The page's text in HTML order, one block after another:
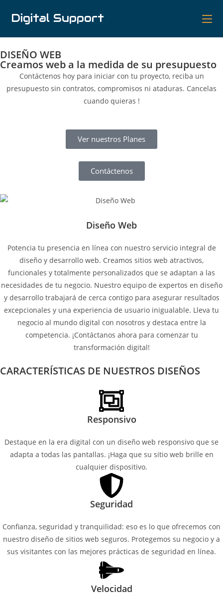
Digital Support
DISEÑO WEB
Creamos web a la medida de su presupuesto
Contáctenos hoy para iniciar con tu proyecto, reciba un
presupuesto sin contratos, compromisos ni ataduras. Cancelas
cuando quieras !
Ver nuestros Planes
Contáctenos
Diseño Web
Potencia tu presencia en línea con nuestro servicio integral de
diseño y desarrollo web. Creamos sitios web atractivos,
funcionales y totalmente personalizados que se adaptan a las
necesidades de tu negocio. Nuestro equipo de expertos en diseño
y desarrollo trabajará de cerca contigo para asegurar resultados
excepcionales y una experiencia de usuario inigualable. Lleva tu
negocio al mundo digital con nosotros y destaca entre la
competencia. ¡Contáctanos ahora para comenzar tu
transformación digital!
CARACTERÍSTICAS DE NUESTROS DISEÑOS
Responsivo
Destaque en la era digital con un diseño web responsivo que se
adapta a todas las pantallas. ¡Haga que su sitio web brille en
cualquier dispositivo.
Seguridad
Confianza, seguridad y tranquilidad: eso es lo que ofrecemos con
nuestro diseño de sitios web seguros. Protegemos su negocio y a
sus visitantes con las mejores prácticas de seguridad en línea.
Velocidad